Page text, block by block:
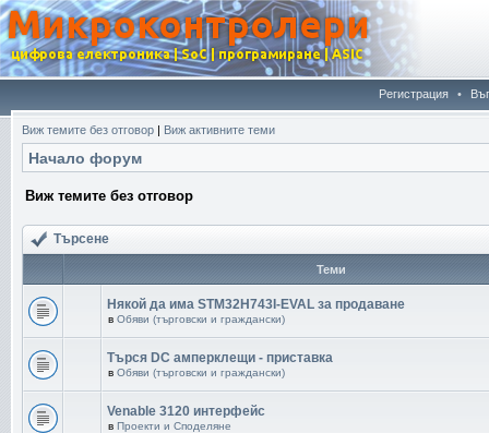
Регистрация •
Виж темите без отговор | Виж активните теми
Начало форум
Виж темите без отговор
Търсене
Теми
Някой да има STM32H743I-EVAL за продаване
в Обяви (търговски и граждански)
Търся DC амперклещи - приставка
в Обяви (търговски и граждански)
Venable 3120 интерфейс
в Проекти и Споделяне